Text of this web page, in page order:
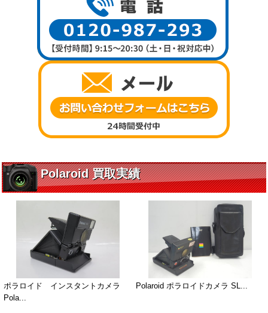
Polaroid 買取実績
ポラロイド インスタントカメラ
Pola...
Polaroid ポラロイドカメラ SL...